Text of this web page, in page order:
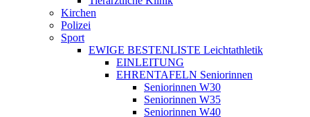
Kirchen
Polizei
Sport
EWIGE BESTENLISTE Leichtathletik
EINLEITUNG
EHRENTAFELN Seniorinnen
Seniorinnen W30
Seniorinnen W35
Seniorinnen W40